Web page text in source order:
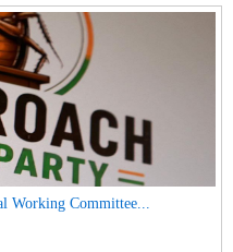
Working Committee...